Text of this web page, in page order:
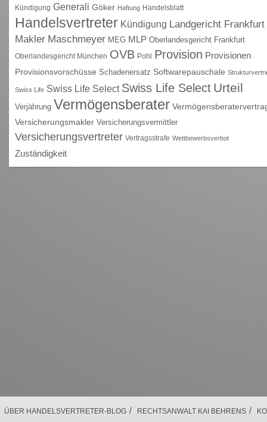
Kündigung Generali Göker Haftung Handelsblatt
Handelsvertreter Kündigung Landgericht Frankfurt
Makler Maschmeyer MEG MLP Oberlandesgericht Frankfurt
Oberlandesgericht München OVB Pohl Provision Provisionen
Provisionsvorschüsse Schadenersatz Softwarepauschale
Swiss Life Swiss Life Select Swiss Life Select Urteil
Verjährung Vermögensberater
Versicherungsmakler Versicherungsvermittler
Versicherungsvertreter Vertragsstrafe Wettbewerbsverbot
Zuständigkeit
ÜBER HANDELSVERTRETER-BLOG / RECHTSANWALT KAI BEHRENS /